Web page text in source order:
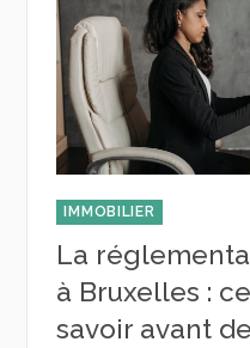
IMMOBILIER
La
à Bruxelles :
savoir avant